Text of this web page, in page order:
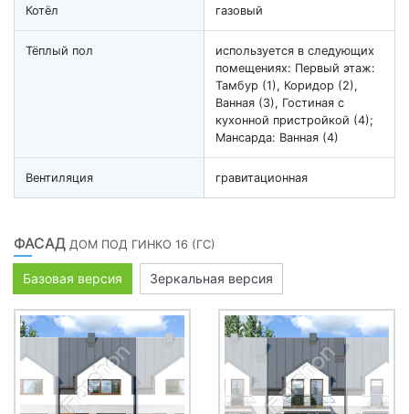
Котёл газовый
Тёплый пол
используется в следующих
помещениях: Первый этаж:
Тамбур (1), Коридор (2),
Ванная (3), Гостиная с
кухонной пристройкой (4);
Мансарда: Ванная (4)
Вентиляция гравитационная
ФАСАД ДОМ ПОД ГИНКО 16 (ГС)
Базовая версия Зеркальная версия